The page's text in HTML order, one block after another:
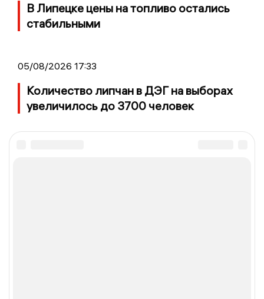
В Липецке цены на топливо остались
стабильными
05/08/2026 17:33
Количество липчан в ДЭГ на выборах
увеличилось до 3700 человек